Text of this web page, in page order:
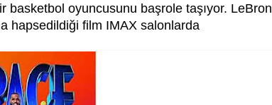
basketbol oyuncusunu başrole taşıyor. LeBron
hapsedildiği film IMAX salonlarda